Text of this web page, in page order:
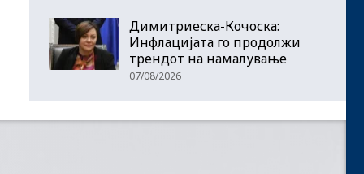
Димитриеска-Кочоска:
Инфлацијата го продолжи
трендот на намалување
07/08/2026